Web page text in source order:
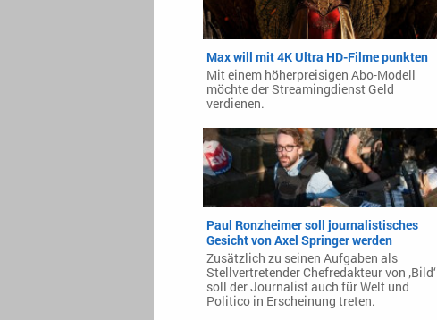
Max will mit 4K Ultra HD-Filme punkten
Mit einem höherpreisigen Abo-Modell
möchte der Streamingdienst Geld
verdienen.
Paul Ronzheimer soll journalistisches
Gesicht von Axel Springer werden
Zusätzlich zu seinen Aufgaben als
Stellvertretender Chefredakteur von ‚Bild‘
soll der Journalist auch für Welt und
Politico in Erscheinung treten.